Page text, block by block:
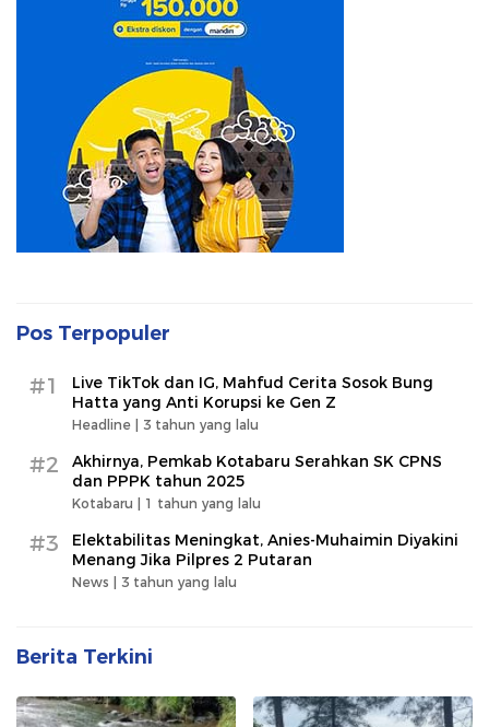
Pos Terpopuler
#1
Live TikTok dan IG, Mahfud Cerita Sosok Bung
Hatta yang Anti Korupsi ke Gen Z
Headline | 3 tahun yang lalu
#2
Akhirnya, Pemkab Kotabaru Serahkan SK CPNS
dan PPPK tahun 2025
Kotabaru | 1 tahun yang lalu
#3
Elektabilitas Meningkat, Anies-Muhaimin Diyakini
Menang Jika Pilpres 2 Putaran
News | 3 tahun yang lalu
Berita Terkini